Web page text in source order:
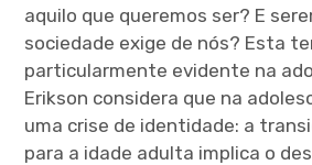
aquilo que queremos ser? E
sociedade exige de nós? Esta
particularmente evidente na
Erikson considera que na
uma crise de identidade: a
para a idade adulta implica o